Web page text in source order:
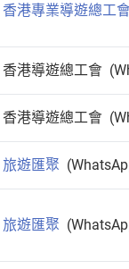
香港專業導遊總工
香港導遊總工會
香港導遊總工會
旅遊匯聚
旅遊匯聚